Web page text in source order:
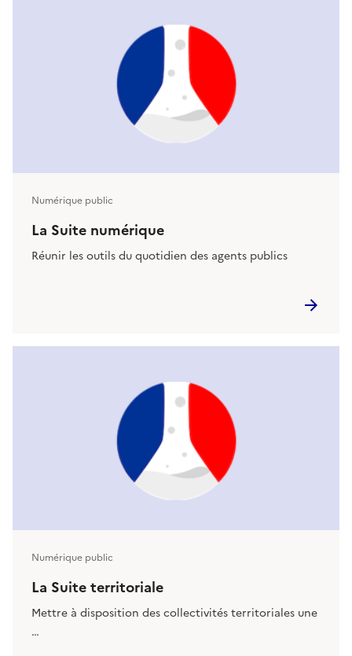
Numérique public
La Suite numérique
Réunir les outils du quotidien des agents publics
Numérique public
La Suite territoriale
Mettre à disposition des collectivités territoriales une
…